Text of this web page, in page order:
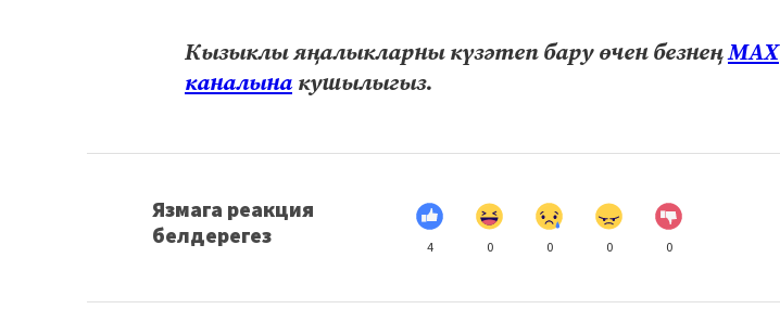
Кызыклы яңалыкларны күзәтеп бару өчен безнеңМАХ
каналына кушылыгыз.
Язмага реакция
белдерегез
4 0 0 0 0